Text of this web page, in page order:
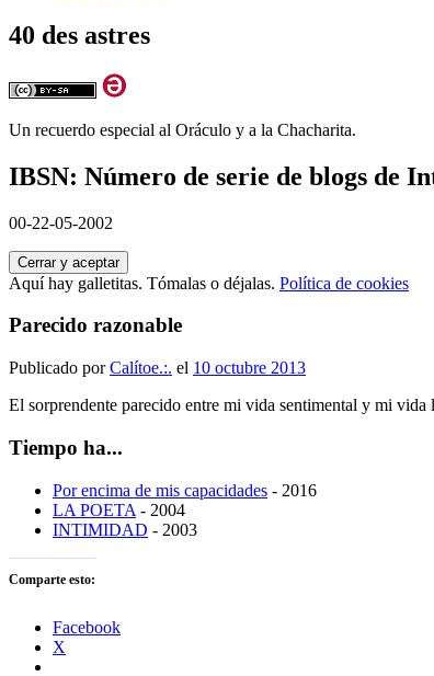
40 des astres
Un recuerdo especial al Oráculo y a la Chacharita.
IBSN: Número de serie de blogs de
00-22-05-2002
Aquí hay galletitas. Tómalas o déjalas. Política de cookies
Parecido razonable
Publicado porCalítoe.:. el 10 octubre 2013
El sorprendente parecido entre mi vida sentimental y mi
Tiempo ha...
Por encima de mis capacidades - 2016
LA POETA - 2004
INTIMIDAD - 2003
Comparte esto:
Facebook
X